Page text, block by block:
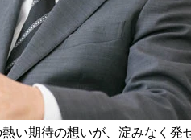
い期待の想いが、淀みなく発